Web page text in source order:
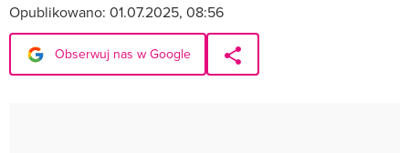
Opublikowano: 01.07.2025, 08:56
Obserwuj nas w Google